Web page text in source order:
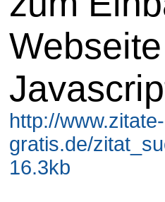
http://www.zitate-
gratis.de/
16.3kb